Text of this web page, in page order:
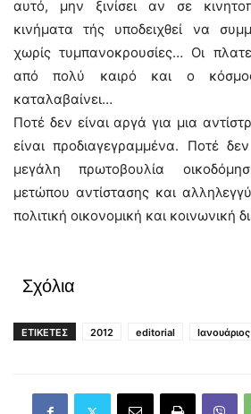
αυτό, μην ξινίσει αν σε
κινήματα τής υποδειχθεί να
χωρίς τυμπανοκρουσίες… Οι
από πολύ καιρό και ο
καταλαβαίνει…
Ποτέ δεν είναι αργά για μια
είναι προδιαγεγραμμένα. Ποτέ
μεγάλη πρωτοβουλία
μετώπου αντίστασης και
πολιτική οικονομική και κοινωνική
Σχόλια
ΕΤΙΚΕΤΕΣ 2012 editorial